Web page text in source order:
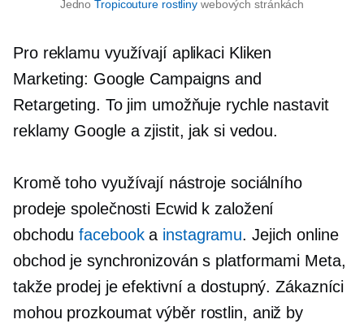
JednoTropicouture rostliny webových stránkách
Pro reklamu využívají aplikaci Kliken
Marketing: Google Campaigns and
Retargeting. To jim umožňuje rychle nastavit
reklamy Google a zjistit, jak si vedou.
Kromě toho využívají nástroje sociálního
prodeje společnosti Ecwid k založení
obchodufacebooka instagramu. Jejich online
obchod je synchronizován s platformami Meta,
takže prodej je efektivní a dostupný. Zákazníci
mohou prozkoumat výběr rostlin, aniž by